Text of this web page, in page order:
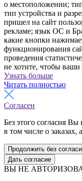
о местоположении;
тип устройства и
пришел на сайт
рекламе; язык ОС и
какие кнопки
функционирования
проведения
не хотите, чтобы ваши
Узнать больше
Читать полностью
Согласен
Без этого согласия Вы
в том числе о заказах,
Продолжить без
Дать согласие
ВЫ НЕ